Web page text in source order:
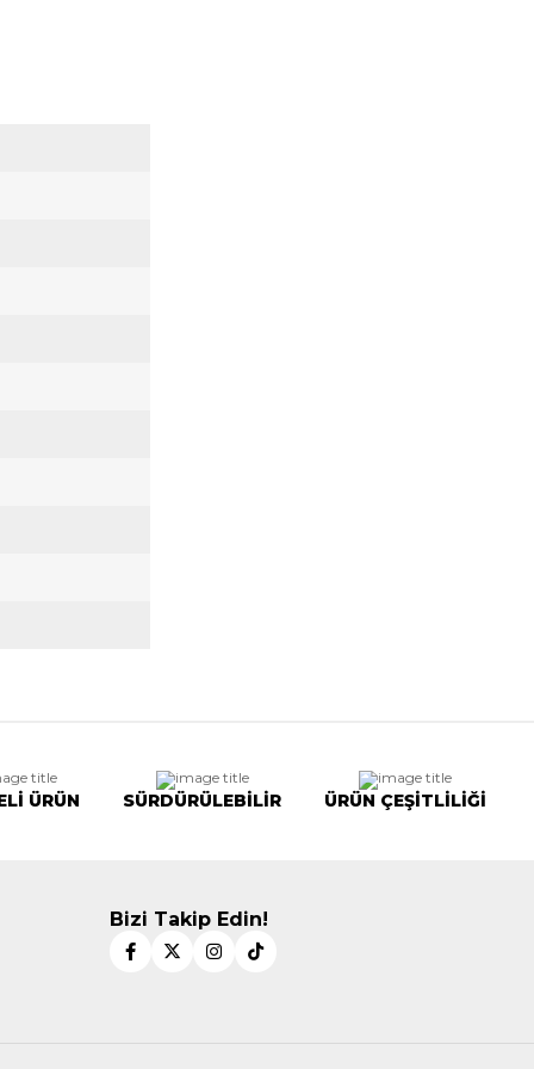
ÜRÜN SÜRDÜRÜLEBİLİR ÜRÜN ÇEŞİTLİLİĞİ
Bizi Takip Edin!